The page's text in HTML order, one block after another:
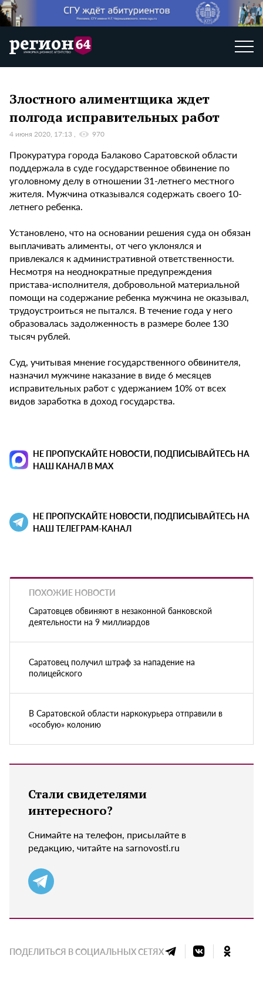
Злостного алиментщика ждет
полгода исправительных работ
4 июня 2020, 17:13 970
Прокуратура города Балаково Саратовской области
поддержала в суде государственное обвинение по
уголовному делу в отношении 31-летнего местного
жителя. Мужчина отказывался содержать своего 10-
летнего ребенка.
Установлено, что на основании решения суда он обязан
выплачивать алименты, от чего уклонялся и
привлекался к административной ответственности.
Несмотря на неоднократные предупреждения
пристава-исполнителя, добровольной материальной
помощи на содержание ребенка мужчина не оказывал,
трудоустроиться не пытался. В течение года у него
образовалась задолженность в размере более 130
тысяч рублей.
Суд, учитывая мнение государственного обвинителя,
назначил мужчине наказание в виде 6 месяцев
исправительных работ с удержанием 10% от всех
видов заработка в доход государства.
НЕ ПРОПУСКАЙТЕ НОВОСТИ, ПОДПИСЫВАЙТЕСЬ НА
НАШ КАНАЛ В MAX
НЕ ПРОПУСКАЙТЕ НОВОСТИ, ПОДПИСЫВАЙТЕСЬ НА
НАШ ТЕЛЕГРАМ-КАНАЛ
ПОХОЖИЕ НОВОСТИ
Саратовцев обвиняют в незаконной банковской
деятельности на 9 миллиардов
Саратовец получил штраф за нападение на
полицейского
В Саратовской области наркокурьера отправили в
«особую» колонию
Стали свидетелями
интересного?
Снимайте на телефон, присылайте в
редакцию, читайте на sarnovosti.ru
ПОДЕЛИТЬСЯ В СОЦИАЛЬНЫХ СЕТЯХ